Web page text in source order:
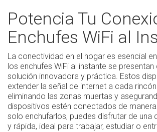
Potencia Tu
Enchufes WiFi al
La conectividad en el hogar es esencial
los enchufes WiFi al instante se
solución innovadora y práctica. Estos
extender la señal de internet a cada
eliminando las zonas muertas y
dispositivos estén conectados de
solo enchufarlos, puedes disfrutar de una
y rápida, ideal para trabajar, estudiar o